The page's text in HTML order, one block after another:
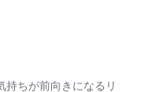
持ちが前向きになるリ